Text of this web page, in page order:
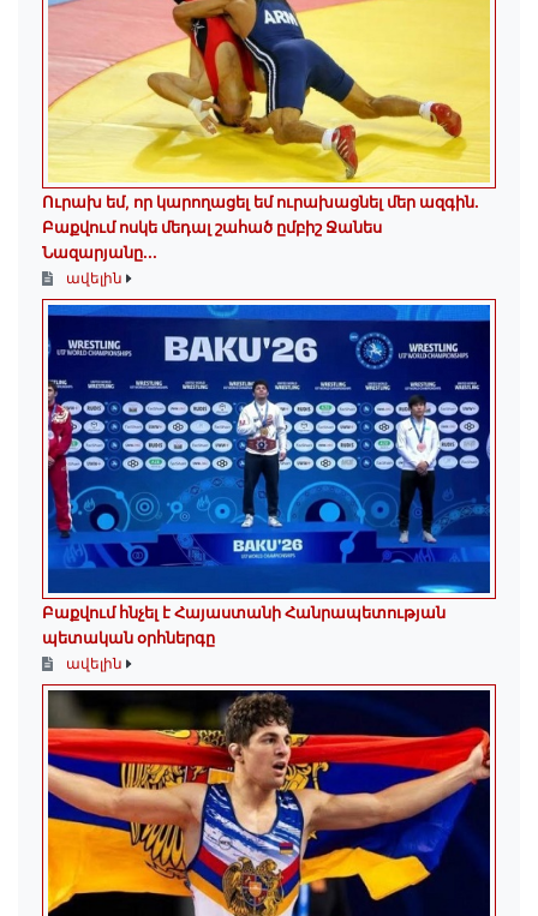
Ուրախ եմ, որ կարողացել եմ ուրախացնել մեր ազգին.
Բաքվում ոսկե մեդալ շահած ըմբիշ Ջանես
Նազարյանը...
ավելին
Բաքվում հնչել է Հայաստանի Հանրապետության
պետական օրհներգը
ավելին